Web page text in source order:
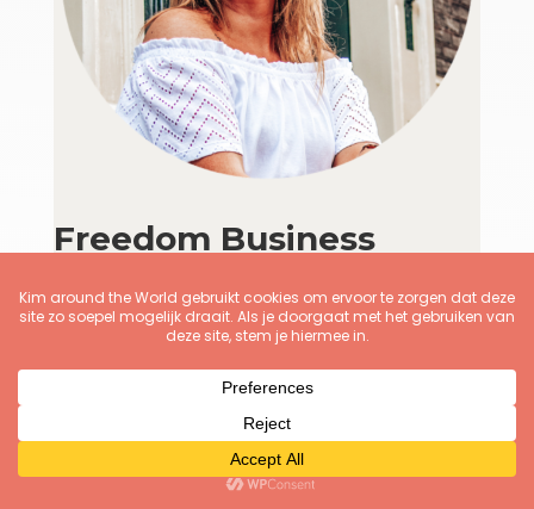
Freedom Business
Het complete business coach
traject voor bewuste, bezielde en
ondernemende vrouwen die vrijheid
willen creëren met hun business.
Vier maanden werken we samen en
gaan we je hele business uitwerken
en opzetten, óók (of zelfs juist) als je